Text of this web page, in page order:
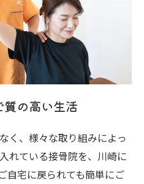
の高い生活
く、様々な取り組みによっ
れている接骨院を、川崎に
自宅に戻られても簡単にご